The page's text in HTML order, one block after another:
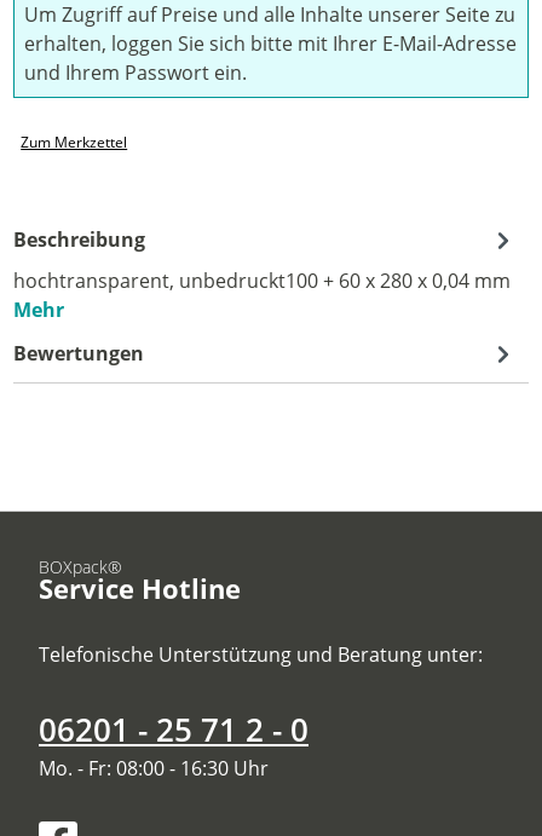
Um Zugriff auf Preise und alle Inhalte unserer Seite zu
erhalten, loggen Sie sich bitte mit Ihrer E-Mail-Adresse
und Ihrem Passwort ein.
Zum Merkzettel
Beschreibung
hochtransparent, unbedruckt100 + 60 x 280 x 0,04 mm
Mehr
Bewertungen
BOXpack®
Service Hotline
Telefonische Unterstützung und Beratung unter:
06201 - 25 71 2 - 0
Mo. - Fr: 08:00 - 16:30 Uhr